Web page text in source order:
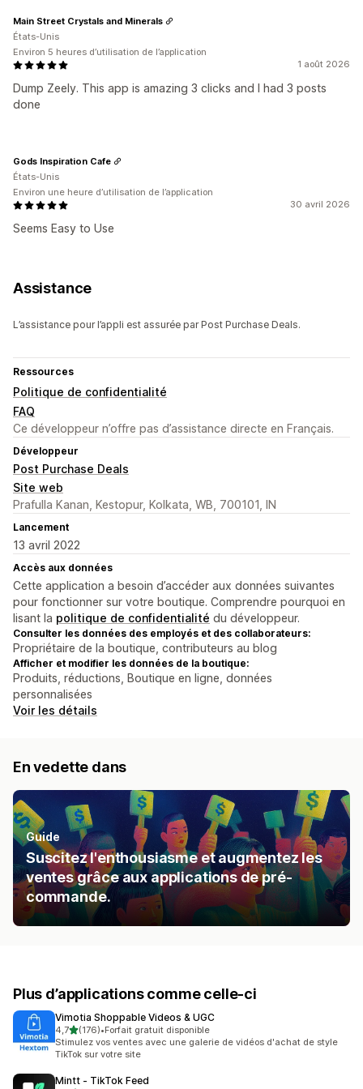
1 août 2026
Dump Zeely. This app is amazing 3 clicks and I had 3 posts
done
Main Street Crystals and Minerals
États-Unis
Environ 5 heures d’utilisation de l’application
30 avril 2026
Seems Easy to Use
Gods Inspiration Cafe
États-Unis
Environ une heure d’utilisation de l’application
Assistance
L’assistance pour l’appli est assurée par Post Purchase Deals.
Ressources
Politique de confidentialité
FAQ
Ce développeur n’offre pas d’assistance directe en Français.
Développeur
Post Purchase Deals
Site web
Prafulla Kanan, Kestopur, Kolkata, WB, 700101, IN
Lancement
13 avril 2022
Accès aux données
Cette application a besoin d’accéder aux données suivantes
pour fonctionner sur votre boutique. Comprendre pourquoi en
lisant la politique de confidentialité du développeur.
Consulter les données des employés et des collaborateurs:
Propriétaire de la boutique, contributeurs au blog
Afficher et modifier les données de la boutique:
Produits, réductions, Boutique en ligne, données
personnalisées
Voir les détails
En vedette dans
Guide
Suscitez l'enthousiasme et augmentez les
ventes grâce aux applications de pré-
commande.
Plus d’applications comme celle-ci
Vimotia Shoppable Videos & UGC
4,7étoile(s) sur 5
(176)
176 avis au total
•Forfait gratuit disponible
Stimulez vos ventes avec une galerie de vidéos d'achat de style
TikTok sur votre site
Mintt ‑ TikTok Feed